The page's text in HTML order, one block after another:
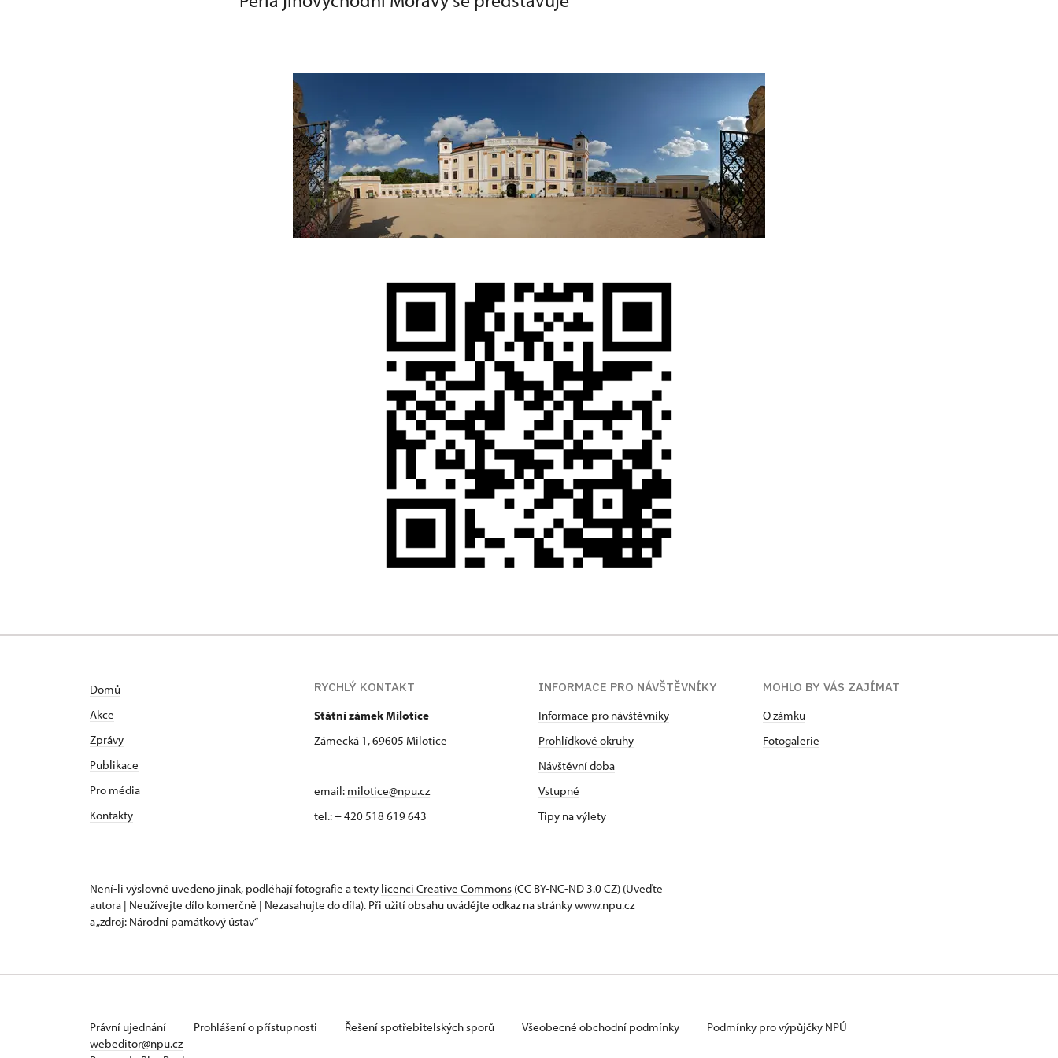
Domů
Akce
Zprávy
Publikace
Pro média
Kontakty
RYCHLÝ KONTAKT
Státní zámek Milotice
Zámecká 1, 69605 Milotice
email: milotice@npu.cz
tel.: + 420 518 619 643
INFORMACE PRO NÁVŠTĚVNÍKY
Informace pro návštěvníky
Prohlídkové okruhy
Návštěvní doba
Vstupné
Tipy na výlety
MOHLO BY VÁS ZAJÍMAT
O zámku
Fotogalerie
Není-li výslovně uvedeno jinak, podléhají fotografie a texty licenci Creative Commons (CC BY-NC-ND 3.0 CZ) (Uveďte
autora | Neužívejte dílo komerčně | Nezasahujte do díla). Při užití obsahu uvádějte odkaz na stránky www.npu.cz
a „zdroj: Národní památkový ústav“
Právní ujednání Prohlášení o přístupnosti Řešení spotřebitelských sporů Všeobecné obchodní podmínky
Podmínky pro výpůjčky NPÚ
webeditor@npu.cz